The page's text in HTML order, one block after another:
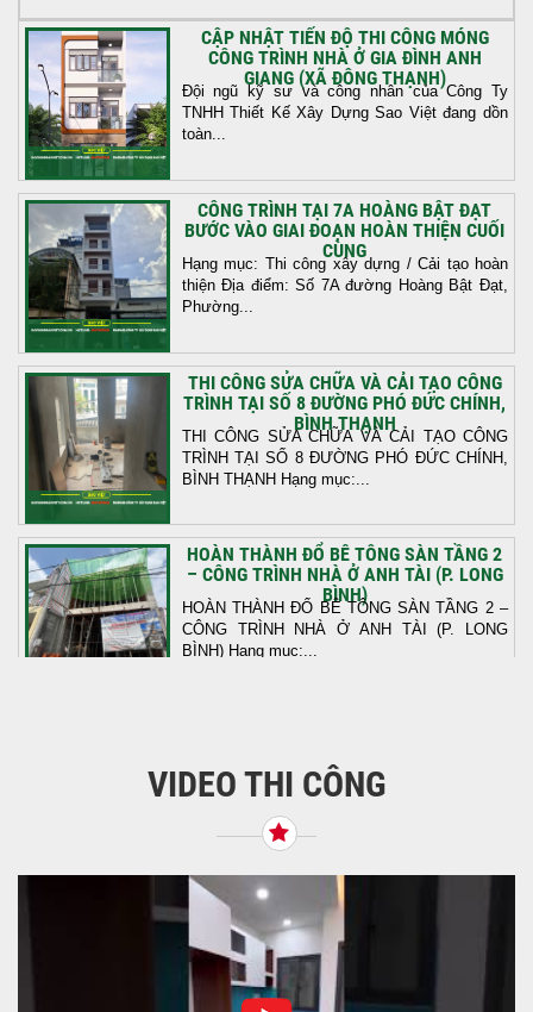
CẬP NHẬT TIẾN ĐỘ THI CÔNG MÓNG
CÔNG TRÌNH NHÀ Ở GIA ĐÌNH ANH
GIANG (XÃ ĐÔNG THẠNH)
Đội ngũ kỹ sư và công nhân của Công Ty
TNHH Thiết Kế Xây Dựng Sao Việt đang dồn
toàn...
CÔNG TRÌNH TẠI 7A HOÀNG BẬT ĐẠT
BƯỚC VÀO GIAI ĐOẠN HOÀN THIỆN CUỐI
CÙNG
Hạng mục: Thi công xây dựng / Cải tạo hoàn
thiện Địa điểm: Số 7A đường Hoàng Bật Đạt,
Phường...
THI CÔNG SỬA CHỮA VÀ CẢI TẠO CÔNG
TRÌNH TẠI SỐ 8 ĐƯỜNG PHÓ ĐỨC CHÍNH,
BÌNH THẠNH
THI CÔNG SỬA CHỮA VÀ CẢI TẠO CÔNG
TRÌNH TẠI SỐ 8 ĐƯỜNG PHÓ ĐỨC CHÍNH,
BÌNH THẠNH Hạng mục:...
HOÀN THÀNH ĐỔ BÊ TÔNG SÀN TẦNG 2
– CÔNG TRÌNH NHÀ Ở ANH TÀI (P. LONG
BÌNH)
HOÀN THÀNH ĐỔ BÊ TÔNG SÀN TẦNG 2 –
CÔNG TRÌNH NHÀ Ở ANH TÀI (P. LONG
BÌNH) Hạng mục:...
Tiếp nối sự tin tưởng từ quý khách hàng, vừa
qua Công Ty TNHH Thiết Kế Xây Dựng Sao
NHẬN CHÌA KHÓA – TRAO TỔ ẤM MỚI
TẠI PHƯỜNG AN LẠC
Địa điểm: Đường Lâm Hoành, phường An
LạcGia chủ: Anh Kỳ Xây Dựng Sao Việt chính
thức hoàn tất và...
VIDEO THI CÔNG